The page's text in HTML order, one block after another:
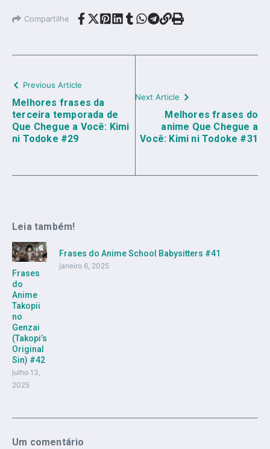
Compartilhe
Previous Article
Melhores frases da
terceira temporada de
Que Chegue a Você: Kimi
ni Todoke #29
Next Article
Melhores frases do
anime Que Chegue a
Você: Kimi ni Todoke #31
Leia também!
Frases
do
Anime
Takopii
no
Genzai
(Takopi’s
Original
Sin) #42
julho 13,
2025
Frases do Anime School Babysitters #41
janeiro 6, 2025
Um comentário